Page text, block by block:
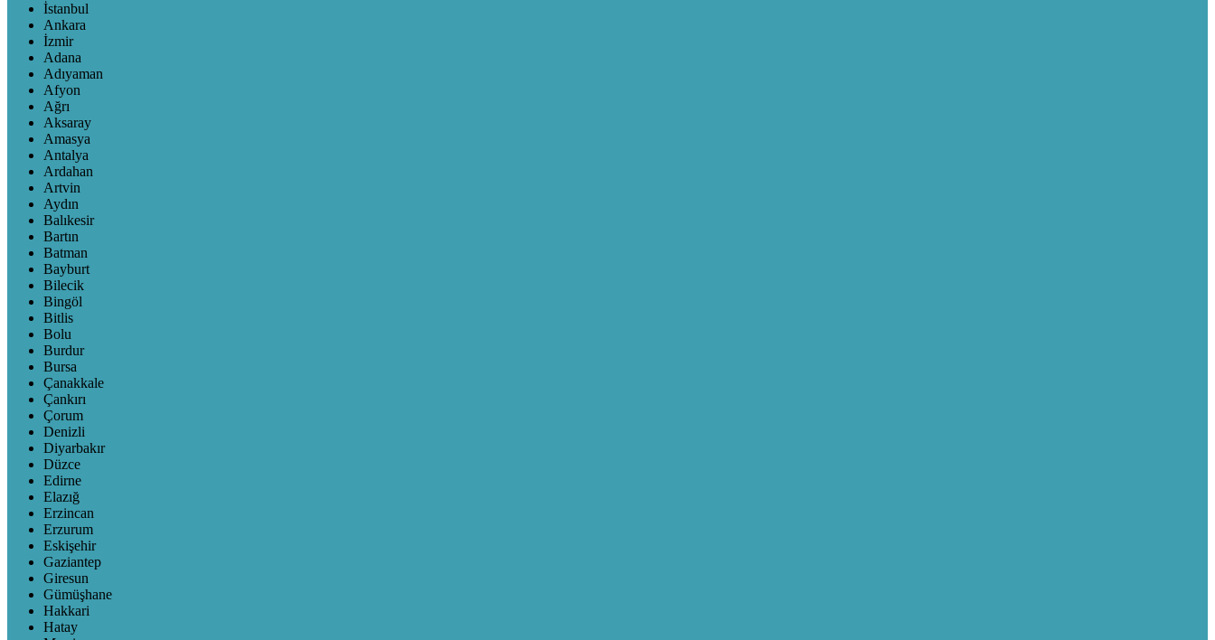
İstanbul
Ankara
İzmir
Adana
Adıyaman
Afyon
Ağrı
Aksaray
Amasya
Antalya
Ardahan
Artvin
Aydın
Balıkesir
Bartın
Batman
Bayburt
Bilecik
Bingöl
Bitlis
Bolu
Burdur
Bursa
Çanakkale
Çankırı
Çorum
Denizli
Diyarbakır
Düzce
Edirne
Elazığ
Erzincan
Erzurum
Eskişehir
Gaziantep
Giresun
Gümüşhane
Hakkari
Hatay